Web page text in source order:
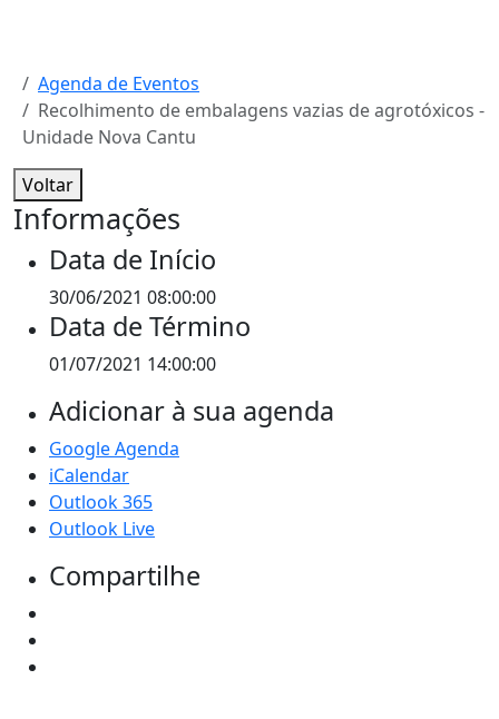
Agenda de Eventos
Recolhimento de embalagens vazias de agrotóxicos -
Unidade Nova Cantu
Voltar
Informações
Data de Início
30/06/2021 08:00:00
Data de Término
01/07/2021 14:00:00
Adicionar à sua agenda
Google Agenda
iCalendar
Outlook 365
Outlook Live
Compartilhe